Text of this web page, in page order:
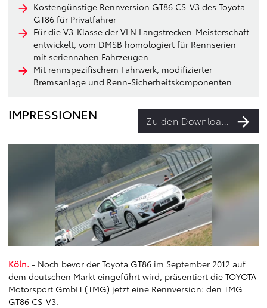
Kostengünstige Rennversion GT86 CS-V3 des Toyota
GT86 für Privatfahrer
Für die V3-Klasse der VLN Langstrecken-Meisterschaft
entwickelt, vom DMSB homologiert für Rennserien
mit seriennahen Fahrzeugen
Mit rennspezifischem Fahrwerk, modifizierter
Bremsanlage und Renn-Sicherheitskomponenten
IMPRESSIONEN Zu den Downloads
Köln. - Noch bevor der Toyota GT86 im September 2012 auf
dem deutschen Markt eingeführt wird, präsentiert die TOYOTA
Motorsport GmbH (TMG) jetzt eine Rennversion: den TMG
GT86 CS-V3.